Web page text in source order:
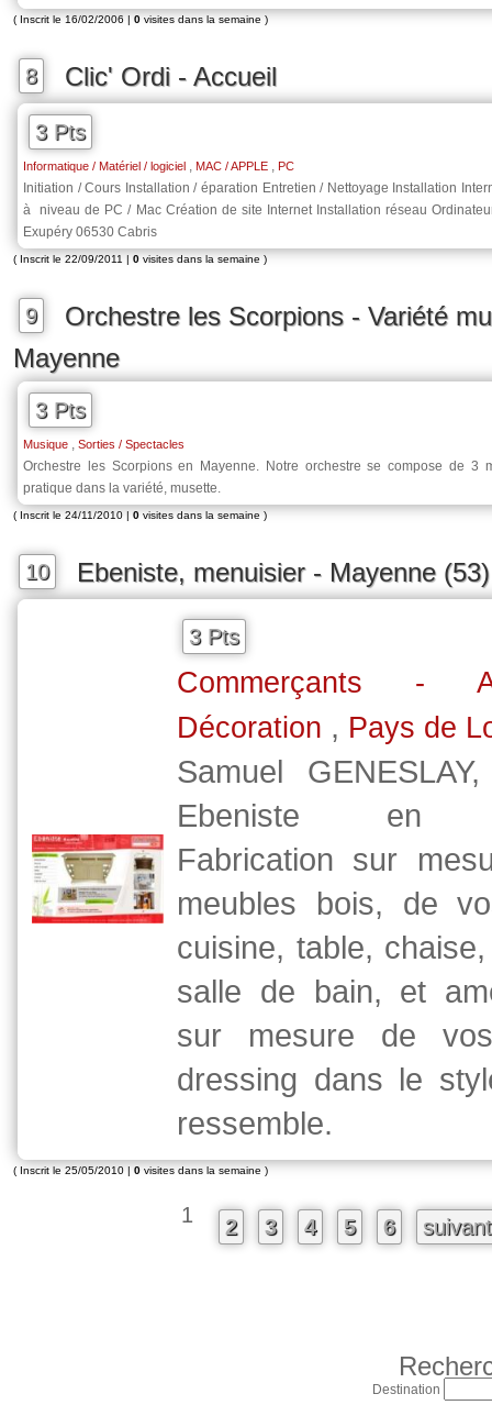
( Inscrit le 16/02/2006 | 0 visites dans la semaine )
8 Clic' Ordi - Accueil
3 Pts
Informatique / Matériel / logiciel , MAC / APPLE , PC
Initiation / Cours Installation / éparation Entretien / Nettoyage Installation
à niveau de PC / Mac Création de site Internet Installation réseau
Exupéry 06530 Cabris
( Inscrit le 22/09/2011 | 0 visites dans la semaine )
9
Orchestre les Scorpions - Variété
Mayenne
3 Pts
Musique , Sorties / Spectacles
Orchestre les Scorpions en Mayenne. Notre orchestre se compose de 3
pratique dans la variété, musette.
( Inscrit le 24/11/2010 | 0 visites dans la semaine )
10 Ebeniste, menuisier - Mayenne (53)
3 Pts
Commerçants -
Décoration , Pays de
Samuel
Ebeniste en
Fabrication sur
meubles bois, de
cuisine, table,
salle de bain, et
sur mesure de
dressing dans le
ressemble.
( Inscrit le 25/05/2010 | 0 visites dans la semaine )
1 2 3 4 5 6
Destination